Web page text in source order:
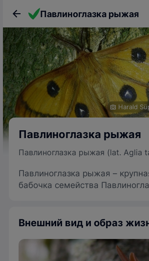
Павлиноглазка рыжая
Harald
Павлиноглазка рыжая
Павлиноглазка рыжая (lat. Aglia
Павлиноглазка рыжая –
бабочка семейства
Внешний вид и образ